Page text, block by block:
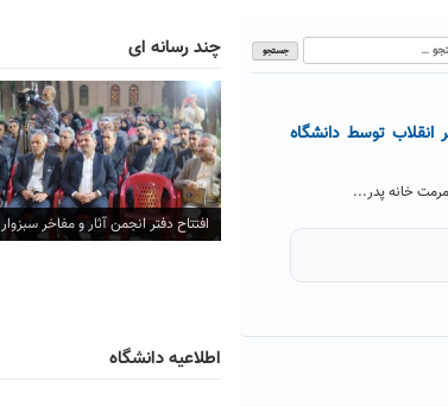
توسط دانشگاه
خانه پدر...
چند رسانه ای
افتتاح دفتر انجمن آثار و مفاخر سبزوار
اطلاعیه دانشگاه